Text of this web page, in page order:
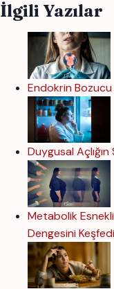
İlgili Yazılar
Endokrin Bozucu
Duygusal
Metabolik
Dengesini